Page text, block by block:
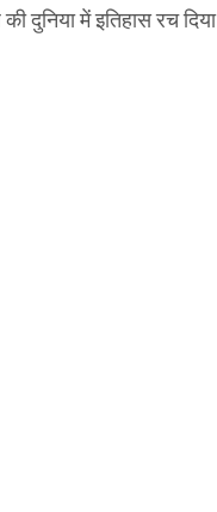
में इतिहास रच दिया